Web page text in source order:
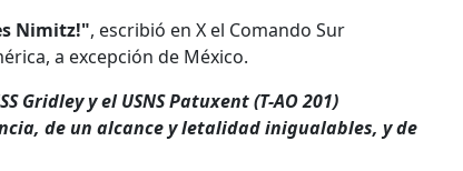
Nimitz!", escribió en X el Comando Sur
a excepción de México.
Gridley y el USNS Patuxent (T-AO 201)
de un alcance y letalidad inigualables, y de